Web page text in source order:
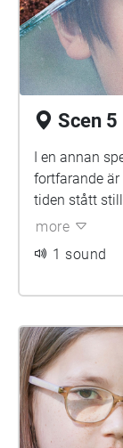
Scen 5
I en annan
fortfarande är rast år
tiden stått
more
1 sound